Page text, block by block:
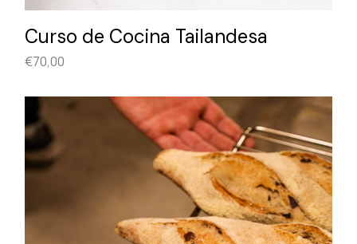
Curso de Cocina Tailandesa
€70,00